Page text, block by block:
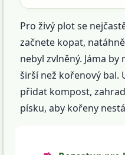
Pro živý plot se
začnete kopat,
nebyl zvlněný. Jáma
širší než kořenový bal.
přidat kompost,
písku, aby kořeny